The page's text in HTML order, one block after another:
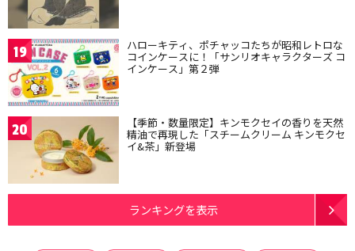
19 ハローキティ、ポチャッコたちが昭和レトロな
コインケースに！「サンリオキャラクターズ コ
インケース」第２弾
20 【季節・数量限定】キンモクセイの香りを天然
精油で再現した「スチームクリーム キンモクセ
イ&茶」新登場
ランキングを表示